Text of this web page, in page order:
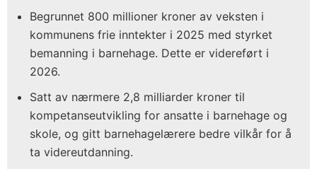
Begrunnet 800 millioner kroner av veksten i
kommunens frie inntekter i 2025 med styrket
bemanning i barnehage. Dette er videreført i
2026.
Satt av nærmere 2,8 milliarder kroner til
kompetanseutvikling for ansatte i barnehage og
skole, og gitt barnehagelærere bedre vilkår for å
ta videreutdanning.